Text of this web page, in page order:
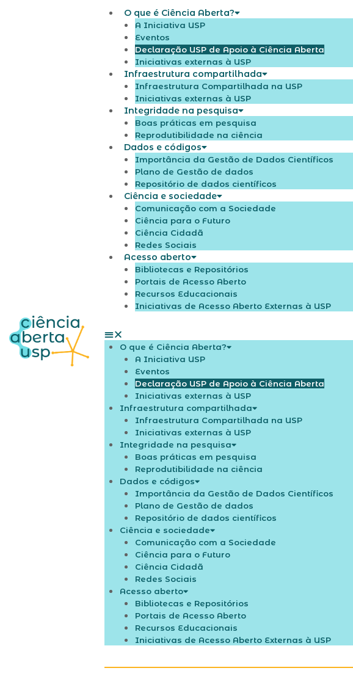
O que é Ciência Aberta?
A Iniciativa USP
Eventos
Declaração USP de Apoio à Ciência Aberta
Iniciativas externas à USP
Infraestrutura compartilhada
Infraestrutura Compartilhada na USP​
Iniciativas externas à USP
Integridade na pesquisa
Boas práticas em pesquisa
Reprodutibilidade na ciência
Dados e códigos
Importância da Gestão de Dados Científicos
Plano de Gestão de dados
Repositório de dados científicos
Ciência e sociedade
Comunicação com a Sociedade
Ciência para o Futuro
Ciência Cidadã
Redes Sociais
Acesso aberto
Bibliotecas e Repositórios
Portais de Acesso Aberto
Recursos Educacionais
Iniciativas de Acesso Aberto Externas à USP
O que é Ciência Aberta?
A Iniciativa USP
Eventos
Declaração USP de Apoio à Ciência Aberta
Iniciativas externas à USP
Infraestrutura compartilhada
Infraestrutura Compartilhada na USP​
Iniciativas externas à USP
Integridade na pesquisa
Boas práticas em pesquisa
Reprodutibilidade na ciência
Dados e códigos
Importância da Gestão de Dados Científicos
Plano de Gestão de dados
Repositório de dados científicos
Ciência e sociedade
Comunicação com a Sociedade
Ciência para o Futuro
Ciência Cidadã
Redes Sociais
Acesso aberto
Bibliotecas e Repositórios
Portais de Acesso Aberto
Recursos Educacionais
Iniciativas de Acesso Aberto Externas à USP